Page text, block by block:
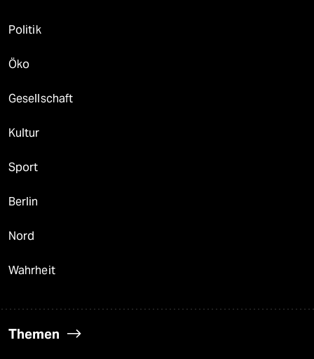
Politik
Öko
Gesellschaft
Kultur
Sport
Berlin
Nord
Wahrheit
Themen